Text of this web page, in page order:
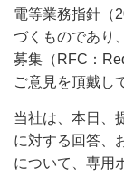
電等業務指針（
づくものであり
募集（RFC：
ご意見を頂戴し
当社は、本日、
に対する回答、
について、専用